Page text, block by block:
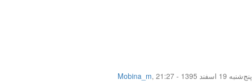
Mobina_m,
پنج‌شنبه 19 اسفند 1395 - 21:27